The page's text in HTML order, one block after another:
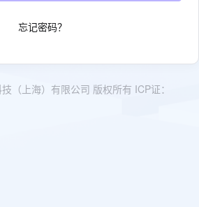
忘记密码？
（上海）有限公司 版权所有 ICP证：